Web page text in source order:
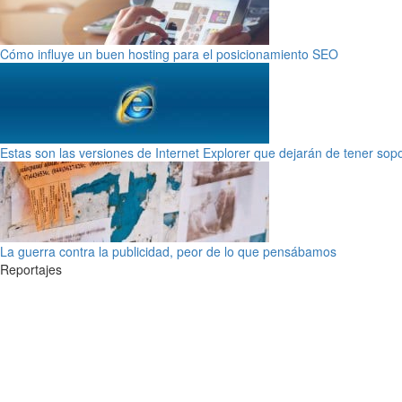
Cómo influye un buen hosting para el posicionamiento SEO
Estas son las versiones de Internet Explorer que dejarán de tener
La guerra contra la publicidad, peor de lo que pensábamos
Reportajes